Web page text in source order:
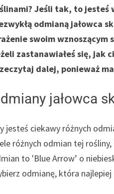
Jeśli tak, to jesteś
odmianą jałowca
swoim wznoszącym
zastanawiałeś się, jak
dalej, ponieważ
jałowca
jesteś ciekawy różnych
różnych odmian tej
to 'Blue Arrow’ o
odmianę, która